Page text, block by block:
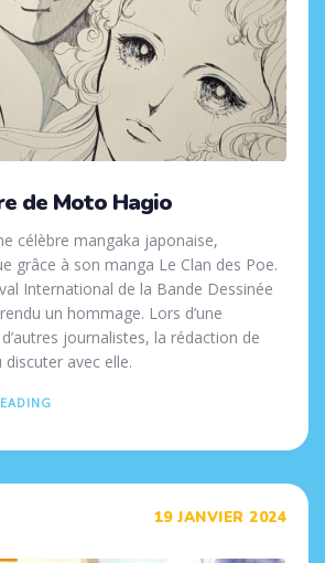
de Moto Hagio
célèbre mangaka japonaise,
grâce à son manga Le Clan des Poe.
International de la Bande Dessinée
un hommage. Lors d’une
journalistes, la rédaction de
avec elle.
19 JANVIER 2024